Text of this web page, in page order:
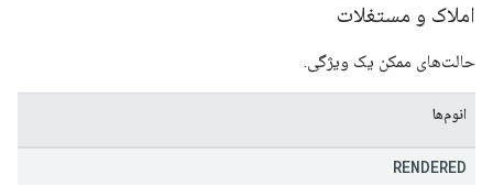
املاک و مستغلات
حالت‌های ممکن یک ویژگی.
انوم‌ها
RENDERED